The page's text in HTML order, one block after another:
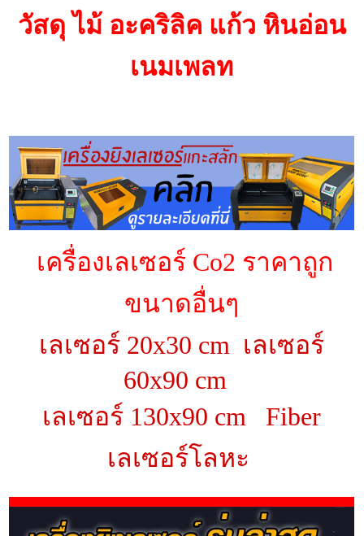
วัสดุ ไม้ อะคริลิค แก้ว หินอ่อน
เนมเพลท
เครื่องเลเซอร์ Co2 ราคาถูก
ขนาดอื่นๆ
เลเซอร์ 20x30 cm เลเซอร์
60x90 cm
เลเซอร์ 130x90 cm
Fiber
เลเซอร์โลหะ